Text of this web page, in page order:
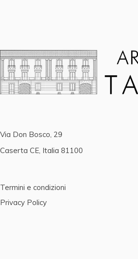
Via Don Bosco, 29
Caserta CE, Italia 81100
Termini e condizioni
Privacy Policy